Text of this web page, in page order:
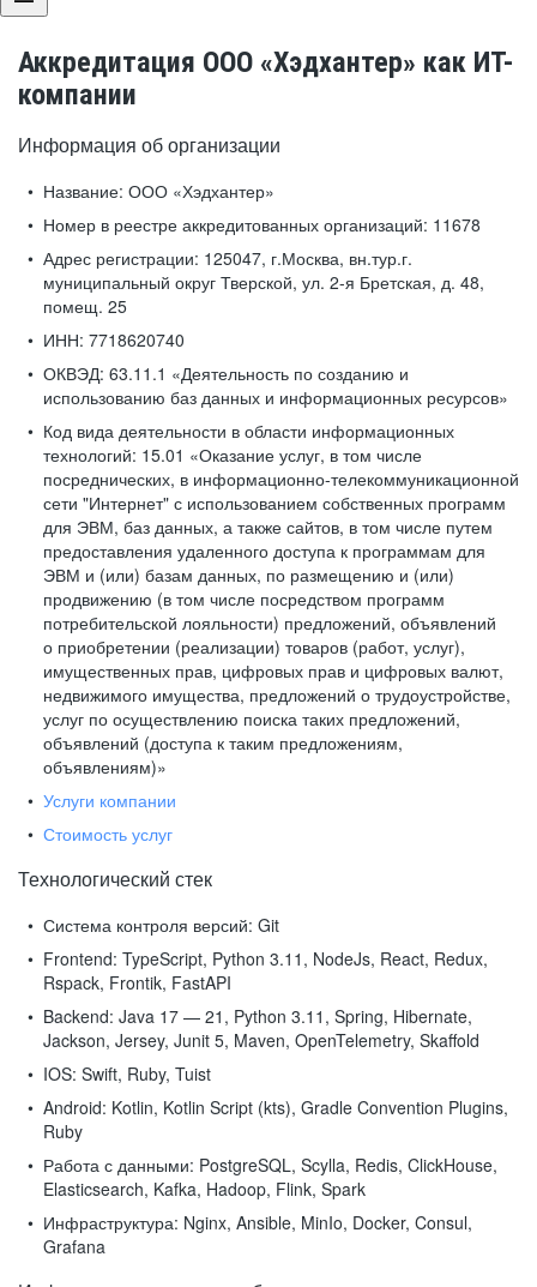
Аккредитация ООО «Хэдхантер» как ИТ-
компании
Информация об организации
Название: ООО «Хэдхантер»
Номер в реестре аккредитованных организаций: 11678
Адрес регистрации: 125047, г.Москва, вн.тур.г.
муниципальный округ Тверской, ул. 2-я Бретская, д. 48,
помещ. 25
ИНН: 7718620740
ОКВЭД: 63.11.1 «Деятельность по созданию и
использованию баз данных и информационных ресурсов»
Код вида деятельности в области информационных
технологий: 15.01 «Оказание услуг, в том числе
посреднических, в информационно-телекоммуникационной
сети "Интернет" с использованием собственных программ
для ЭВМ, баз данных, а также сайтов, в том числе путем
предоставления удаленного доступа к программам для
ЭВМ и (или) базам данных, по размещению и (или)
продвижению (в том числе посредством программ
потребительской лояльности) предложений, объявлений
о приобретении (реализации) товаров (работ, услуг),
имущественных прав, цифровых прав и цифровых валют,
недвижимого имущества, предложений о трудоустройстве,
услуг по осуществлению поиска таких предложений,
объявлений (доступа к таким предложениям,
объявлениям)»
Услуги компании
Стоимость услуг
Технологический стек
Система контроля версий: Git
Frontend: TypeScript, Python 3.11, NodeJs, React, Redux,
Rspack, Frontik, FastAPI
Backend: Java 17 — 21, Python 3.11, Spring, Hibernate,
Jackson, Jersey, Junit 5, Maven, OpenTelemetry, Skaffold
IOS: Swift, Ruby, Tuist
Android: Kotlin, Kotlin Script (kts), Gradle Convention Plugins,
Ruby
Работа с данными: PostgreSQL, Scylla, Redis, ClickHouse,
Elasticsearch, Kafka, Hadoop, Flink, Spark
Инфраструктура: Nginx, Ansible, MinIo, Docker, Consul,
Grafana